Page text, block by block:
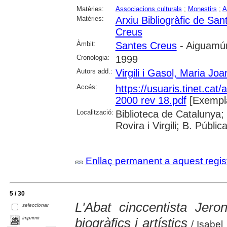
Matèries: Associacions culturals ; Monestirs ;
Matèries:
Arxiu Bibliogràfic de
Creus
Àmbit: Santes Creus-
Cronologia: 1999
Autors add.: Virgili i Gasol, Maria
Accés:
https://usuaris.tinet.cat/
2000 rev 18.pdf
Localització: Biblioteca de
Rovira i Virgili; B.
Enllaç permanent a aquest
5 / 30
seleccionar
imprimir
L'Abat cinccentista
biogràfics i artístics/ Isabel